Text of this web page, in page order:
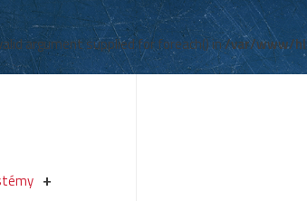
argument supplied for foreach() in/var/www/